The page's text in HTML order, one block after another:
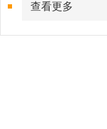
查看更多